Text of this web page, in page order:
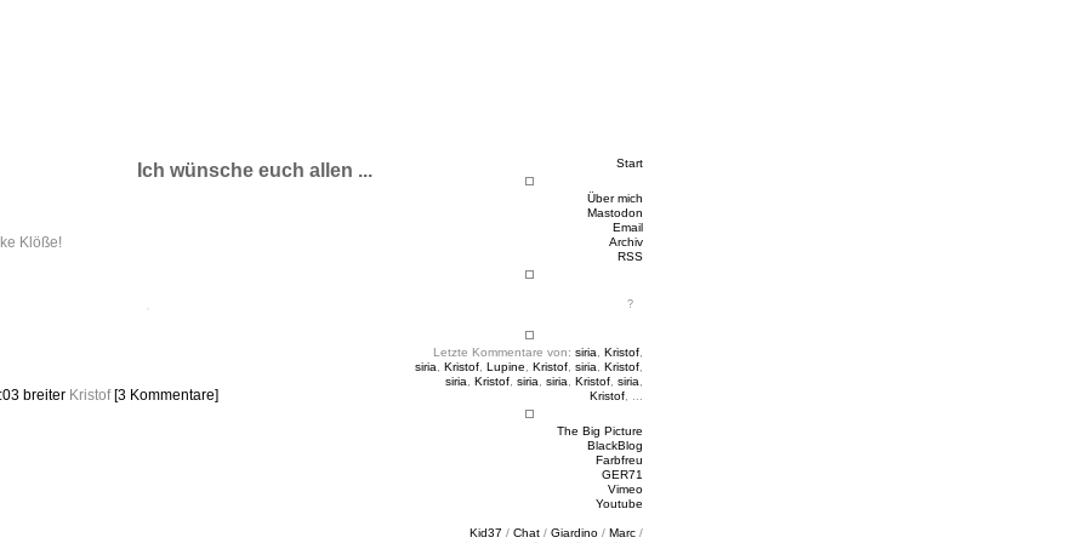
Start
Über mich
Mastodon
Email
Archiv
RSS
Letzte Kommentare von: siria Kristof
siria
Kristof Lupine Kristof siria Kristof
siria
Kristof siria siria Kristof siria
Kristof
The Big Picture
BlackBlog
Farbfreu
GER71
Vimeo
Youtube
Kid37 / Chat / Giardino / Marc /
Ich wünsche euch allen ...
Klöße!
breiter Kristof [3 Kommentare]